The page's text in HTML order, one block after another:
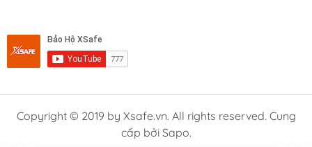
Copyright © 2019 by Xsafe.vn. All rights reserved. Cung
cấp bởi Sapo.